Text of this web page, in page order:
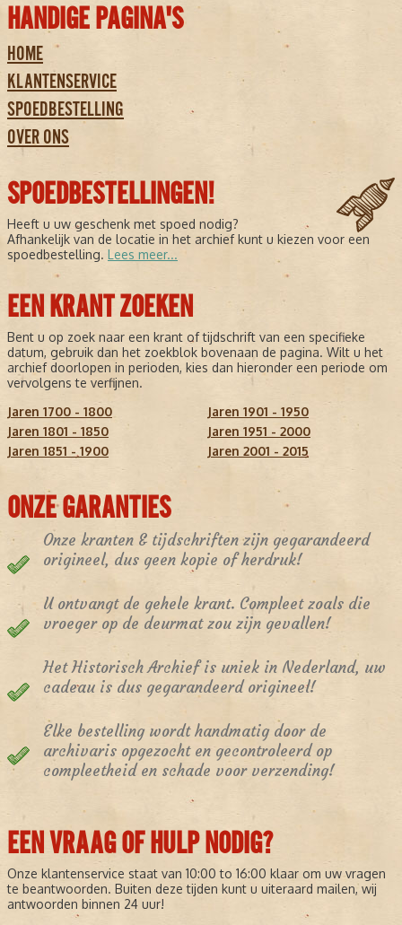
HANDIGE PAGINA'S
HOME
KLANTENSERVICE
SPOEDBESTELLING
OVER ONS
SPOEDBESTELLINGEN!
Heeft u uw geschenk met spoed nodig?
Afhankelijk van de locatie in het archief kunt u kiezen voor een
spoedbestelling. Lees meer...
EEN KRANT ZOEKEN
Bent u op zoek naar een krant of tijdschrift van een specifieke
datum, gebruik dan het zoekblok bovenaan de pagina. Wilt u het
archief doorlopen in perioden, kies dan hieronder een periode om
vervolgens te verfijnen.
Jaren 1700 - 1800
Jaren 1801 - 1850
Jaren 1851 - 1900
Jaren 1901 - 1950
Jaren 1951 - 2000
Jaren 2001 - 2015
ONZE GARANTIES
Onze kranten & tijdschriften zijn gegarandeerd
origineel, dus geen kopie of herdruk!
U ontvangt de gehele krant. Compleet zoals die
vroeger op de deurmat zou zijn gevallen!
Het Historisch Archief is uniek in Nederland, uw
cadeau is dus gegarandeerd origineel!
Elke bestelling wordt handmatig door de
archivaris opgezocht en gecontroleerd op
compleetheid en schade voor verzending!
EEN VRAAG OF HULP NODIG?
Onze klantenservice staat van 10:00 to 16:00 klaar om uw vragen
te beantwoorden. Buiten deze tijden kunt u uiteraard mailen, wij
antwoorden binnen 24 uur!